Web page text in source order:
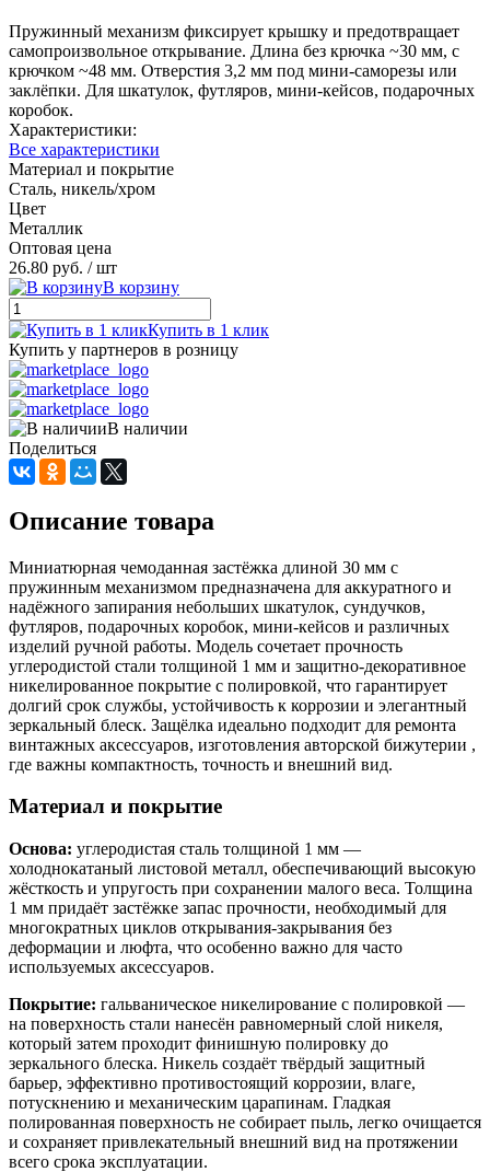
Пружинный механизм фиксирует крышку и предотвращает
самопроизвольное открывание. Длина без крючка ~30 мм, с
крючком ~48 мм. Отверстия 3,2 мм под мини-саморезы или
заклёпки. Для шкатулок, футляров, мини-кейсов, подарочных
коробок.
Характеристики:
Все характеристики
Материал и покрытие
Сталь, никель/хром
Цвет
Металлик
Оптовая цена
26.80 руб. / шт
В корзину
Купить в 1 клик
Купить у партнеров в розницу
В наличии
Поделиться
Описание товара
Миниатюрная чемоданная застёжка длиной 30 мм с
пружинным механизмом предназначена для аккуратного и
надёжного запирания небольших шкатулок, сундучков,
футляров, подарочных коробок, мини-кейсов и различных
изделий ручной работы. Модель сочетает прочность
углеродистой стали толщиной 1 мм и защитно-декоративное
никелированное покрытие с полировкой, что гарантирует
долгий срок службы, устойчивость к коррозии и элегантный
зеркальный блеск. Защёлка идеально подходит для ремонта
винтажных аксессуаров, изготовления авторской бижутерии ,
где важны компактность, точность и внешний вид.
Материал и покрытие
Основа: углеродистая сталь толщиной 1 мм —
холоднокатаный листовой металл, обеспечивающий высокую
жёсткость и упругость при сохранении малого веса. Толщина
1 мм придаёт застёжке запас прочности, необходимый для
многократных циклов открывания-закрывания без
деформации и люфта, что особенно важно для часто
используемых аксессуаров.
Покрытие: гальваническое никелирование с полировкой —
на поверхность стали нанесён равномерный слой никеля,
который затем проходит финишную полировку до
зеркального блеска. Никель создаёт твёрдый защитный
барьер, эффективно противостоящий коррозии, влаге,
потускнению и механическим царапинам. Гладкая
полированная поверхность не собирает пыль, легко очищается
и сохраняет привлекательный внешний вид на протяжении
всего срока эксплуатации.